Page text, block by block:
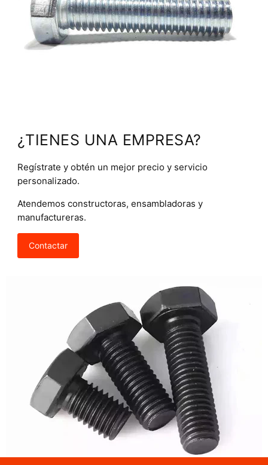
¿TIENES UNA EMPRESA?
Regístrate y obtén un mejor precio y servicio
personalizado.
Atendemos constructoras, ensambladoras y
manufactureras.
Contactar